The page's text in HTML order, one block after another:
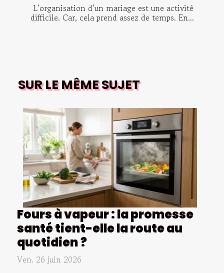
L’organisation d’un mariage est une activité
difficile. Car, cela prend assez de temps. En...
SUR LE MÊME SUJET
Fours à vapeur : la promesse
santé tient-elle la route au
quotidien ?
Ven. 26 juin 2026